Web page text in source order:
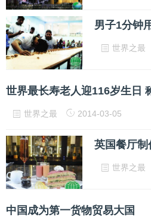
世界之最
世界最长寿老人迎116岁生日
世界之最 2014-03-05
世界之最
中国成为第一货物贸易大国